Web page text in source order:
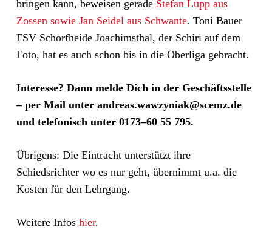
bringen kann, beweisen gerade Stefan Lupp aus
Zossen sowie Jan Seidel aus Schwante. Toni Bauer
FSV Schorfheide Joachimsthal, der Schiri auf dem
Foto, hat es auch schon bis in die Oberliga gebracht.
Interesse? Dann melde Dich in der Geschäftsstelle
– per Mail unter andreas.wawzyniak@scemz.de
und telefonisch unter 0173–60 55 795.
Übrigens: Die Eintracht unterstützt ihre
Schiedsrichter wo es nur geht, übernimmt u.a. die
Kosten für den Lehrgang.
Weitere Infos hier.